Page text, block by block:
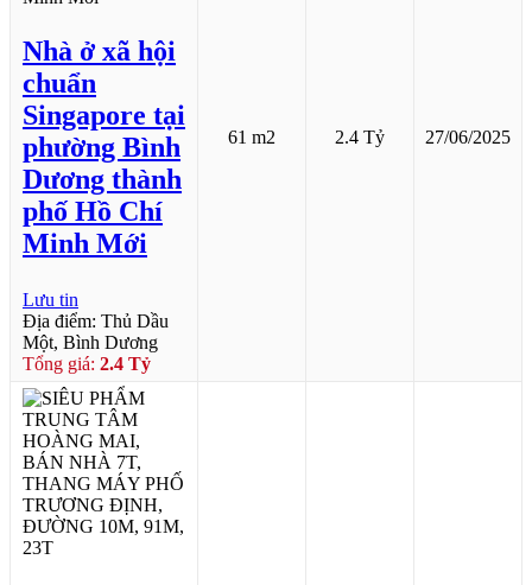
Nhà ở xã hội
chuẩn
Singapore tại
phường Bình
Dương thành
phố Hồ Chí
Minh Mới
Lưu tin
Địa điểm: Thủ Dầu
Một, Bình Dương
Tổng giá: 2.4 Tỷ
61 m2 2.4 Tỷ 27/06/2025